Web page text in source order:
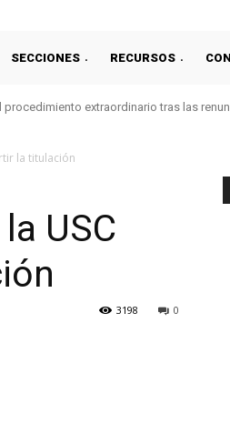
SECCIONES RECURSOS
procedimiento extraordinario tras las
la titulación
USC
0
3198